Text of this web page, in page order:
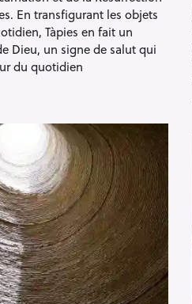
En transfigurant les objets
Tàpies en fait un
Dieu, un signe de salut qui
du quotidien